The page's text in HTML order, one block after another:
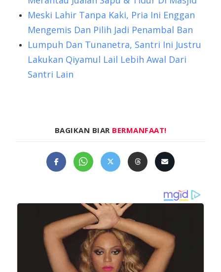
Meski Lahir Tanpa Kaki, Pria Ini Enggan
Mengemis Dan Pilih Jadi Penambal Ban
Lumpuh Dan Tunanetra, Santri Ini Justru
Lakukan Qiyamul Lail Lebih Awal Dari
Santri Lain
BAGIKAN BIAR BERMANFAAT!